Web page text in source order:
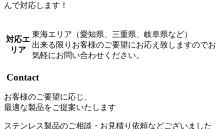
んで対応します！
対応エ
リア
東海エリア（愛知県、三重県、岐阜県など）
出来る限りお客様のご要望にお応え致しますのでお
気軽にお問い合わせください。
Contact
お客様のご要望に応じ、
最適な製品をご提案いたします
ステンレス製品のご相談・お見積り依頼などございました